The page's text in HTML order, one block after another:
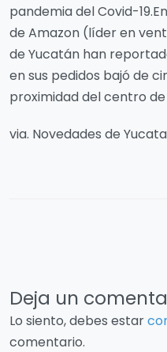
pandemia del Covid-
de Amazon (líder en
de Yucatán han
en sus pedidos bajó de
proximidad del centro
via. Novedades de
Deja un
Lo siento, debes estar
comentario.